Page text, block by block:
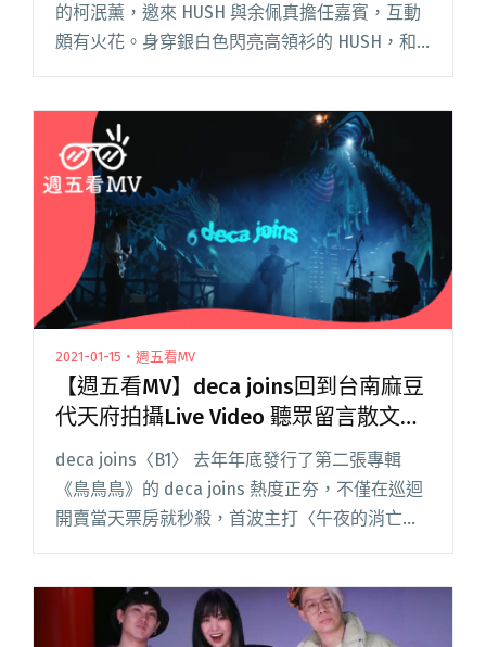
的柯泯薰，邀來 HUSH 與余佩真擔任嘉賓，互動
頗有火花。身穿銀白色閃亮高領衫的 HUSH，和
柯泯薰在台上比美鬥豔；〈拋〉MV 之後再續前緣
羞閱讀全文 "〈拋〉MV合作後再續前緣 余佩真輕
吻柯泯薰羞跌坐地"
2021-01-15・週五看MV
【週五看MV】deca joins回到台南麻豆
代天府拍攝Live Video 聽眾留言散文大
賽再度開跑
deca joins〈B1〉 去年年底發行了第二張專輯
《鳥鳥鳥》的 deca joins 熱度正夯，不僅在巡迴
開賣當天票房就秒殺，首波主打〈午夜的消亡〉
MV 也已突破 20 萬觀看次數！昨日（1/14）釋出
deca joins回到台南麻豆代天府拍攝Live Video 聽
眾留言散文大賽再度開跑"